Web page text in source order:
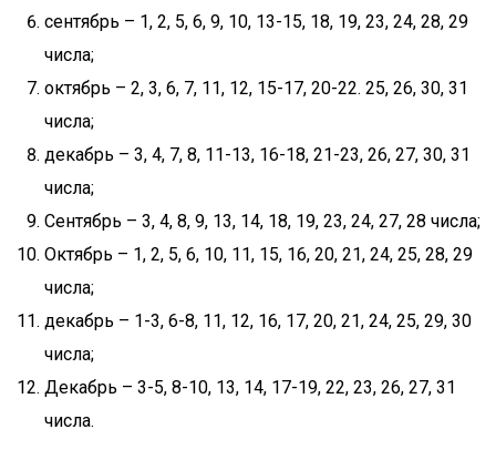
сентябрь – 1, 2, 5, 6, 9, 10, 13-15, 18, 19, 23, 24, 28, 29
числа;
октябрь – 2, 3, 6, 7, 11, 12, 15-17, 20-22. 25, 26, 30, 31
числа;
декабрь – 3, 4, 7, 8, 11-13, 16-18, 21-23, 26, 27, 30, 31
числа;
Сентябрь – 3, 4, 8, 9, 13, 14, 18, 19, 23, 24, 27, 28 числа;
Октябрь – 1, 2, 5, 6, 10, 11, 15, 16, 20, 21, 24, 25, 28, 29
числа;
декабрь – 1-3, 6-8, 11, 12, 16, 17, 20, 21, 24, 25, 29, 30
числа;
Декабрь – 3-5, 8-10, 13, 14, 17-19, 22, 23, 26, 27, 31
числа.